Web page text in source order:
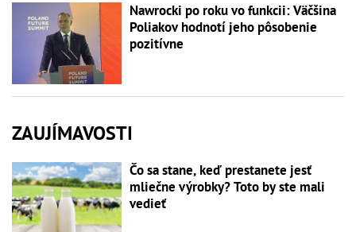
Nawrocki po roku vo funkcii: Väčšina
Poliakov hodnotí jeho pôsobenie
pozitívne
ZAUJÍMAVOSTI
Čo sa stane, keď prestanete jesť
mliečne výrobky? Toto by ste mali
vedieť